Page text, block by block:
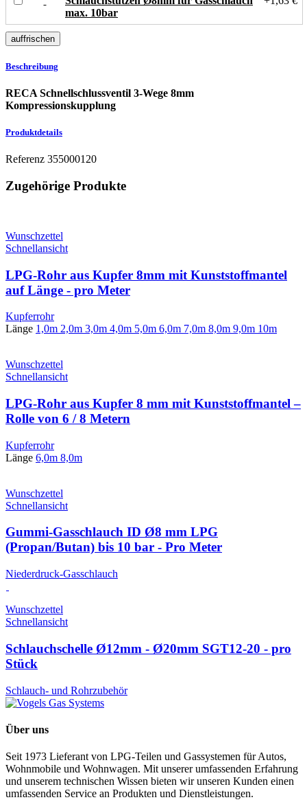
max. 10bar
Beschreibung
RECA Schnellschlussventil 3-Wege 8mm
Kompressionskupplung
Produktdetails
Referenz 355000120
Zugehörige Produkte
Wunschzettel
Schnellansicht
LPG-Rohr aus Kupfer 8mm mit Kunststoffmantel
auf Länge - pro Meter
Kupferrohr
Länge 1,0m 2,0m 3,0m 4,0m 5,0m 6,0m 7,0m 8,0m 9,0m 10m
Wunschzettel
Schnellansicht
LPG-Rohr aus Kupfer 8 mm mit Kunststoffmantel –
Rolle von 6 / 8 Metern
Kupferrohr
Länge 6,0m 8,0m
Wunschzettel
Schnellansicht
Gummi-Gasschlauch ID Ø8 mm LPG
(Propan/Butan) bis 10 bar - Pro Meter
Niederdruck-Gasschlauch
Wunschzettel
Schnellansicht
Schlauchschelle Ø12mm - Ø20mm SGT12-20 - pro
Stück
Schlauch- und Rohrzubehör
Über uns
Seit 1973 Lieferant von LPG-Teilen und Gassystemen für Autos,
Wohnmobile und Wohnwagen. Mit unserer umfassenden Erfahrung
und unserem technischen Wissen bieten wir unseren Kunden einen
umfassenden Service an Produkten und Dienstleistungen.